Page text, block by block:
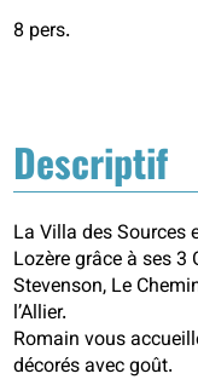
Descriptif
La Villa des Sources
Lozère grâce à ses 3
Stevenson, Le
l’Allier.
Romain vous
décorés avec goût.
8 pers.